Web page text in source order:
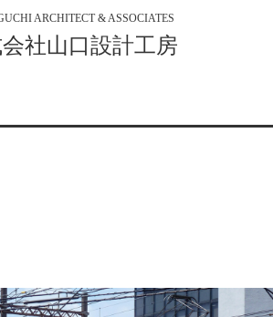
ARCHITECT & ASSOCIATES
社山口設計工房